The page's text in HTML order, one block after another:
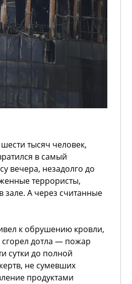
тысяч человек,
в самый
вечера, незадолго до
террористы,
А через считанные
к обрушению кровли,
сгорел дотла — пожар
сутки до полной
не сумевших
продуктами